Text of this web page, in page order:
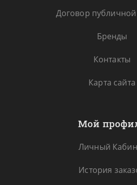
Договор
Бренды
Контакты
Карта сайта
Мой
Личный
История